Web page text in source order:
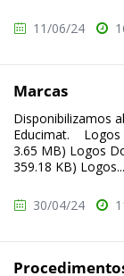
11/06/24
Marcas
Disponibilizamos
Educimat. Logos
3.65 MB) Logos
359.18 KB) Logos...
30/04/24